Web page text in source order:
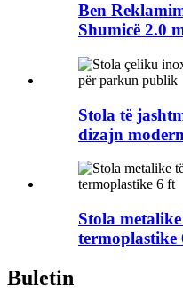
Ben
Shumicë 2.0
Stola të
dizajn
Stola
termoplastike
Buletin